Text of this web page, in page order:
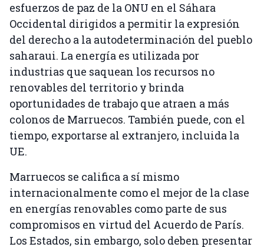
esfuerzos de paz de la ONU en el Sáhara
Occidental dirigidos a permitir la expresión
del derecho a la autodeterminación del pueblo
saharaui. La energía es utilizada por
industrias que saquean los recursos no
renovables del territorio y brinda
oportunidades de trabajo que atraen a más
colonos de Marruecos. También puede, con el
tiempo, exportarse al extranjero, incluida la
UE.
Marruecos se califica a sí mismo
internacionalmente como el mejor de la clase
en energías renovables como parte de sus
compromisos en virtud del Acuerdo de París.
Los Estados, sin embargo, solo deben presentar